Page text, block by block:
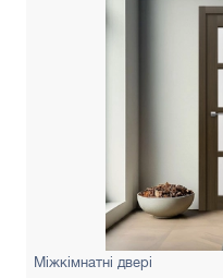
Міжкімнатні двері